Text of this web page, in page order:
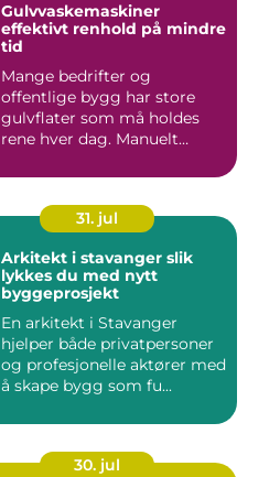
Gulvvaskemaskiner
effektivt renhold på mindre
tid
Mange bedrifter og
offentlige bygg har store
gulvflater som må holdes
rene hver dag. Manuelt
31. jul
Arkitekt i stavanger slik
lykkes du med nytt
byggeprosjekt
En arkitekt i Stavanger
hjelper både privatpersoner
og profesjonelle aktører med
å skape bygg som fu...
30. jul